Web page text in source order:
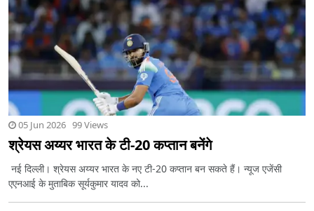
05 Jun 2026 99 Views
श्रेयस अय्यर भारत के टी-20 कप्तान बनेंगे
नई दिल्ली। श्रेयस अय्यर भारत के नए टी-20 कप्तान बन सकते हैं। न्यूज एजेंसी
एएनआई के मुताबिक सूर्यकुमार यादव को...